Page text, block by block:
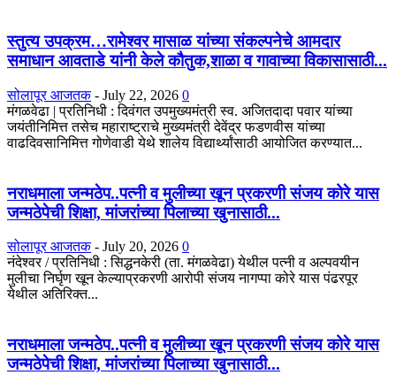
स्तुत्य उपक्रम…रामेश्वर मासाळ यांच्या संकल्पनेचे आमदार
समाधान आवताडे यांनी केले कौतुक,शाळा व गावाच्या विकासासाठी...
सोलापूर आजतक - July 22, 2026 0
मंगळवेढा | प्रतिनिधी : दिवंगत उपमुख्यमंत्री स्व. अजितदादा पवार यांच्या
जयंतीनिमित्त तसेच महाराष्ट्राचे मुख्यमंत्री देवेंद्र फडणवीस यांच्या
वाढदिवसानिमित्त गोणेवाडी येथे शालेय विद्यार्थ्यांसाठी आयोजित करण्यात...
नराधमाला जन्मठेप..पत्नी व मुलीच्या खून प्रकरणी संजय कोरे यास
जन्मठेपेची शिक्षा, मांजरांच्या पिलाच्या खुनासाठी...
सोलापूर आजतक - July 20, 2026 0
नंदेश्वर / प्रतिनिधी : सिद्धनकेरी (ता. मंगळवेढा) येथील पत्नी व अल्पवयीन
मुलीचा निर्घृण खून केल्याप्रकरणी आरोपी संजय नागप्पा कोरे यास पंढरपूर
येथील अतिरिक्त...
नराधमाला जन्मठेप..पत्नी व मुलीच्या खून प्रकरणी संजय कोरे यास
जन्मठेपेची शिक्षा, मांजरांच्या पिलाच्या खुनासाठी...